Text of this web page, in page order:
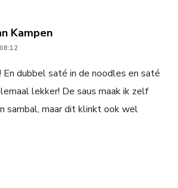
Kampensays:
dubbel saté in de noodles en saté
lekker! De saus maak ik zelf
sambal, maar dit klinkt ook wel